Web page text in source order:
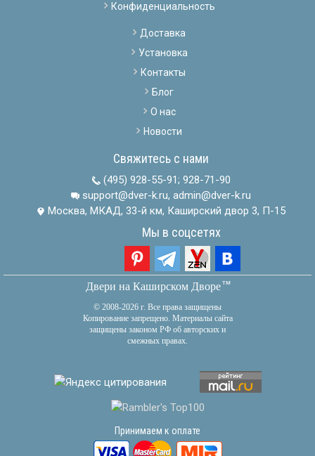
Конфиденциальность
Доставка
Установка
Контакты
Блог
О нас
Новости
Свяжитесь с нами
(495) 928-55-91; 928-71-90
support@dver-k.ru, admin@dver-k.ru
Москва, МКАД, 33-й км, Каширский двор 3, П-15
Мы в соцсетях
Двери на Каширском Дворетм
© 2008-2026 г. Все права защищены
Копирование запрещено. Материалы сайта
защищены законом РФ об авторских и
смежных правах.
Принимаем к оплате